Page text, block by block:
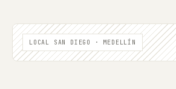
LOCAL SAN DIEGO · MEDELLÍN